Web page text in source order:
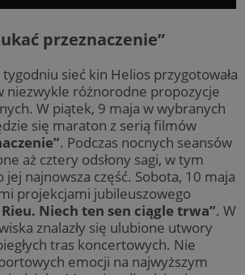
przeznaczenie”
sieć kin Helios przygotowała
niezwykle różnorodne propozycje
W piątek, 9 maja w wybranych
się maraton z serią filmów
. Podczas nocnych seansów
aż cztery odsłony sagi, w tym
najnowsza część. Sobota, 10 maja
projekcjami jubileuszowego
Niech ten sen ciągle trwa”. W
znalazły się ulubione utwory
tras koncertowych. Nie
emocji na najwyższym